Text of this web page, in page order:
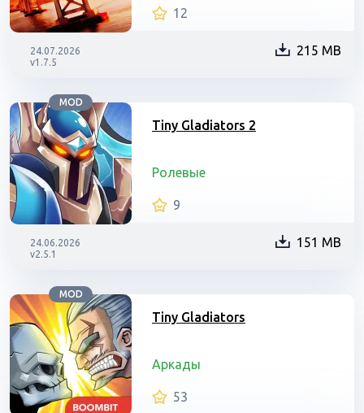
12
24.07.2026
v1.7.5
215 MB
MOD
Tiny Gladiators 2
Ролевые
9
24.06.2026
v2.5.1
151 MB
MOD
Tiny Gladiators
Аркады
53